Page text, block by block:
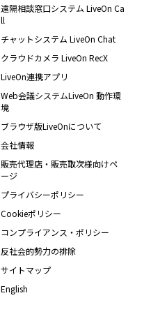
遠隔相談窓口システム LiveOn Ca
ll
チャットシステム LiveOn Chat
クラウドカメラ LiveOn RecX
LiveOn連携アプリ
Web会議システムLiveOn 動作環
境
ブラウザ版LiveOnについて
会社情報
販売代理店・販売取次様向けペ
ージ
プライバシーポリシー
Cookieポリシー
コンプライアンス・ポリシー
反社会的勢力の排除
サイトマップ
English